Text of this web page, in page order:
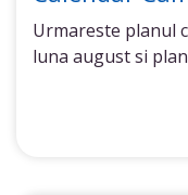
Urmareste planul
luna august si